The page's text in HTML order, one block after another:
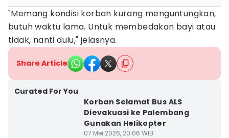
"Memang kondisi korban kurang menguntungkan,
butuh waktu lama. Untuk membedakan bayi atau
tidak, nanti dulu," jelasnya.
Share Article
Curated For You
Korban Selamat Bus ALS
Dievakuasi ke Palembang
Gunakan Helikopter
07 Mei 2026, 20:06 WIB